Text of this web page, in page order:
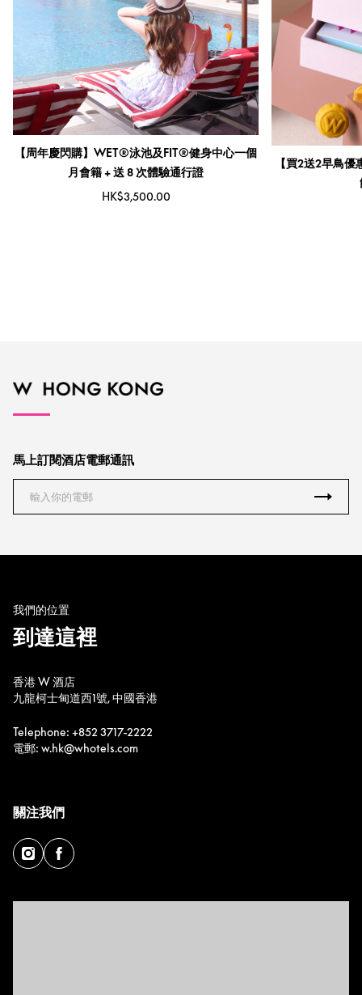
【周年慶閃購】WET®泳池及FIT®健身中心一個
月會籍 + 送 8 次體驗通行證
HK$3,500.00
【買2送2早鳥
馬上訂閱酒店電郵通訊
我們的位置
到達這裡
香港 W 酒店
九龍柯士甸道西1號, 中國香港
Telephone: +852 3717-2222
電郵: w.hk@whotels.com
關注我們